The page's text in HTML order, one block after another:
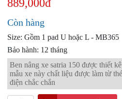
ĐỒ
PG1
PHỤ
KIỆN
YAMAHA
PG-
1
889,000đ
Còn hàng
Size: Gồm 1 pad U hoặc L - MB365
Bảo hành: 12 tháng
Ben nâng xe satria 150 được thiết
mẫu xe này chất liệu được làm từ
điện chắc chắn